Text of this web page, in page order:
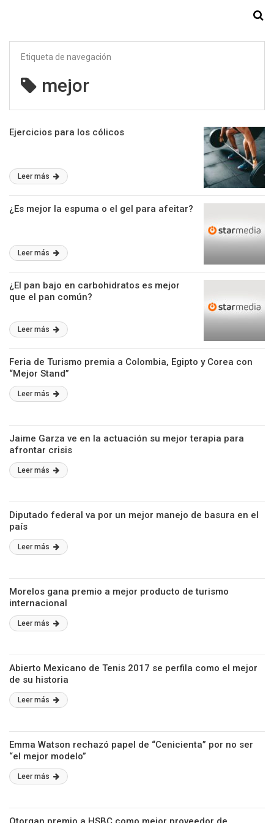
Etiqueta de navegación
mejor
Ejercicios para los cólicos
Leer más
¿Es mejor la espuma o el gel para afeitar?
Leer más
¿El pan bajo en carbohidratos es mejor
que el pan común?
Leer más
Feria de Turismo premia a Colombia, Egipto y Corea con
“Mejor Stand”
Leer más
Jaime Garza ve en la actuación su mejor terapia para
afrontar crisis
Leer más
Diputado federal va por un mejor manejo de basura en el
país
Leer más
Morelos gana premio a mejor producto de turismo
internacional
Leer más
Abierto Mexicano de Tenis 2017 se perfila como el mejor
de su historia
Leer más
Emma Watson rechazó papel de “Cenicienta” por no ser
“el mejor modelo”
Leer más